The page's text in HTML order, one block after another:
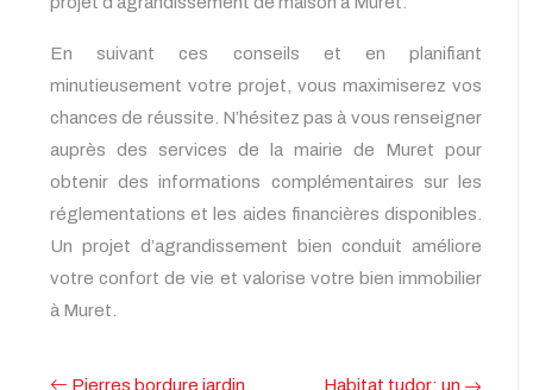
En suivant ces conseils et en planifiant
minutieusement votre projet, vous maximiserez vos
chances de réussite. N’hésitez pas à vous renseigner
auprès des services de la mairie de Muret pour
obtenir des informations complémentaires sur les
réglementations et les aides financières disponibles.
Un projet d’agrandissement bien conduit améliore
votre confort de vie et valorise votre bien immobilier
à Muret.
Pierres bordure jardin,
Habitat tudor: un